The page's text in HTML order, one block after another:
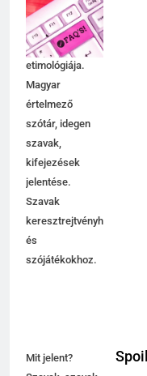
jelentése,
magyarázata,
használata,
etimológiája.
Magyar
értelmező
szótár, idegen
szavak,
kifejezések
jelentése.
Szavak
keresztrejtvényhez
és
szójátékokhoz.
Mit jelent?